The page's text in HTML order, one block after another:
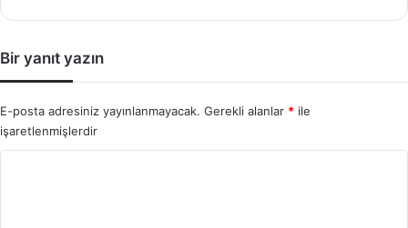
Bir yanıt yazın
E-posta adresiniz yayınlanmayacak. Gerekli alanlar * ile
işaretlenmişlerdir